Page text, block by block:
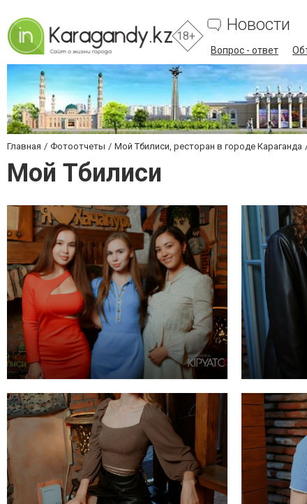
18+
Новости
Вопрос - ответ
Главная Фотоотчеты Мой Тбилиси, ресторан в городе Караганда
Мой Тбилиси